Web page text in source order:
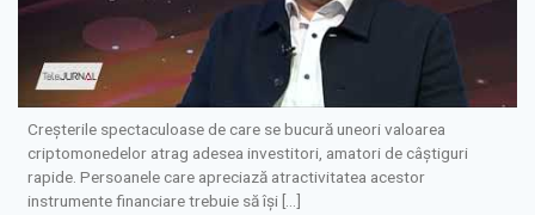
Creșterile spectaculoase de care se bucură uneori valoarea
criptomonedelor atrag adesea investitori, amatori de câștiguri
rapide. Persoanele care apreciază atractivitatea acestor
instrumente financiare trebuie să își […]